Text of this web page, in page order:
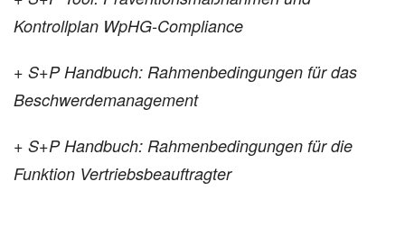
Kontrollplan WpHG-Compliance
+ S+P Handbuch: Rahmenbedingungen für das
Beschwerdemanagement
+ S+P Handbuch: Rahmenbedingungen für die
Funktion Vertriebsbeauftragter